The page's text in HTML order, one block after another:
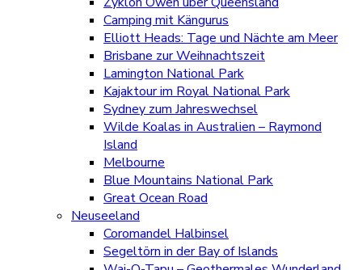
Camping mit Kängurus
Elliott Heads: Tage und Nächte am Meer
Brisbane zur Weihnachtszeit
Lamington National Park
Kajaktour im Royal National Park
Sydney zum Jahreswechsel
Wilde Koalas in Australien – Raymond
Island
Melbourne
Blue Mountains National Park
Great Ocean Road
Neuseeland
Coromandel Halbinsel
Segeltörn in der Bay of Islands